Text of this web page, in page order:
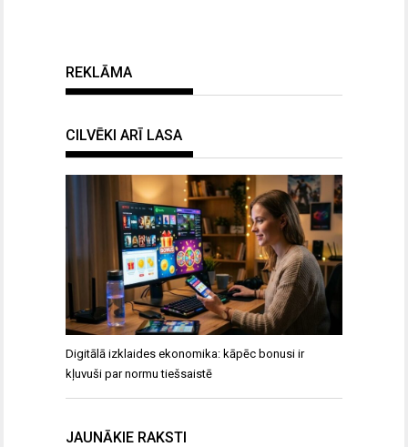
REKLĀMA
CILVĒKI ARĪ LASA
Digitālā izklaides ekonomika: kāpēc bonusi ir
kļuvuši par normu tiešsaistē
JAUNĀKIE RAKSTI